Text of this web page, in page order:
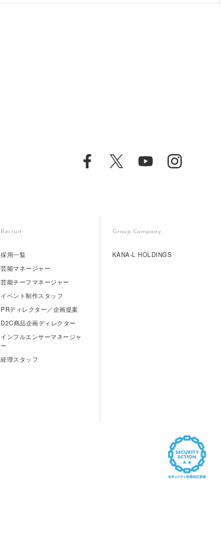
Recruit
採用一覧
芸能マネージャー
芸能チーフマネージャー
イベント制作スタッフ
PRディレクター／企画提案
D2C商品企画ディレクター
インフルエンサーマネージャ
ー
経理スタッフ
Group Company
KANA-L HOLDINGS